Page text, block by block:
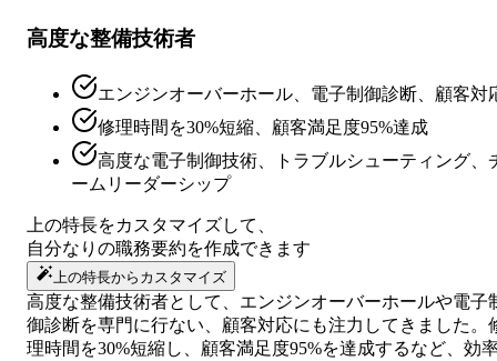
高度な整備技術者
エンジンオーバーホール、電子制御診断、顧客対
修理時間を30%短縮、顧客満足度95%達成
高度な電子制御技術、トラブルシューティング、
ームリーダーシップ
上の特長をカスタマイズして、
自分なりの職務要約を作成できます
上の特長からカスタマイズ
高度な整備技術者として、エンジンオーバーホールや電子
御診断を専門に行ない、顧客対応にも注力してきました。
理時間を30%短縮し、顧客満足度95%を達成するなど、効